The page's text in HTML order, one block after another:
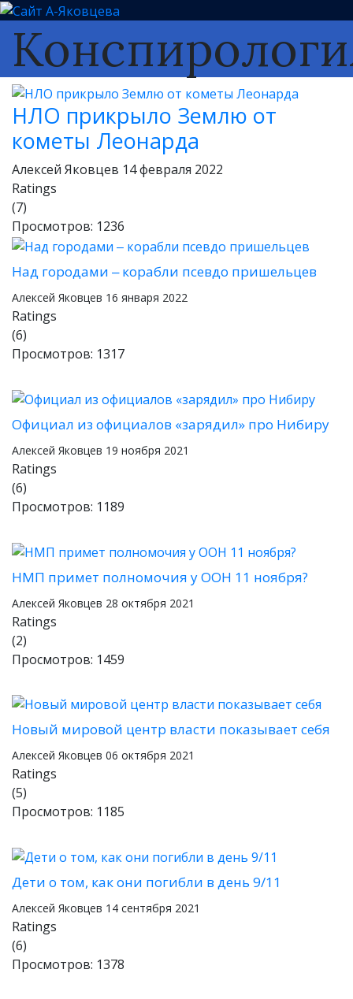
НЛО прикрыло Землю от
кометы Леонарда
Алексей Яковцев 14 февраля 2022
Ratings
(7)
Просмотров: 1236
Над городами ‒ корабли псевдо пришельцев
Алексей Яковцев 16 января 2022
Ratings
(6)
Просмотров: 1317
Официал из официалов «зарядил» про Нибиру
Алексей Яковцев 19 ноября 2021
Ratings
(6)
Просмотров: 1189
НМП примет полномочия у ООН 11 ноября?
Алексей Яковцев 28 октября 2021
Ratings
(2)
Просмотров: 1459
Новый мировой центр власти показывает себя
Алексей Яковцев 06 октября 2021
Ratings
(5)
Просмотров: 1185
Дети о том, как они погибли в день 9/11
Алексей Яковцев 14 сентября 2021
Ratings
(6)
Просмотров: 1378